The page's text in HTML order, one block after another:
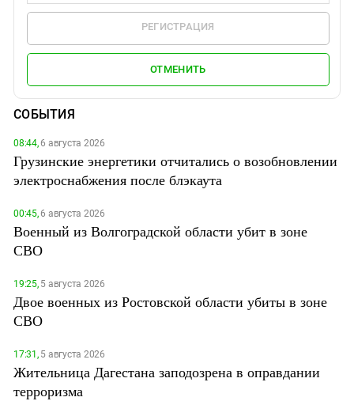
РЕГИСТРАЦИЯ
ОТМЕНИТЬ
СОБЫТИЯ
08:44,6 августа 2026
Грузинские энергетики отчитались о возобновлении
электроснабжения после блэкаута
00:45,6 августа 2026
Военный из Волгоградской области убит в зоне
СВО
19:25,5 августа 2026
Двое военных из Ростовской области убиты в зоне
СВО
17:31,5 августа 2026
Жительница Дагестана заподозрена в оправдании
терроризма